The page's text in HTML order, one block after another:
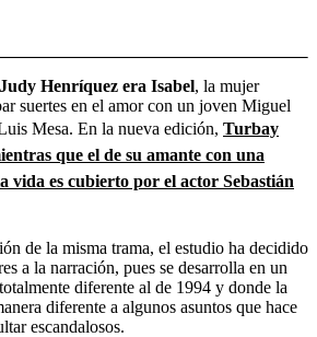
Henríquez era Isabel, la mujer
suertes en el amor con un joven Miguel
Mesa. En la nueva edición, Turbay
que el de su amante con una
vida es cubierto por el actor Sebastián
de la misma trama, el estudio ha decidido
a la narración, pues se desarrolla en un
diferente al de 1994 y donde la
diferente a algunos asuntos que hace
escandalosos.